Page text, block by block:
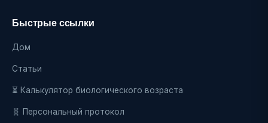
Быстрые ссылки
Дом
Статьи
⏳ Калькулятор биологического возраста
🧬 Персональный протокол